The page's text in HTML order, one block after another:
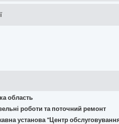
область
роботи та поточний ремонт
установа "Центр